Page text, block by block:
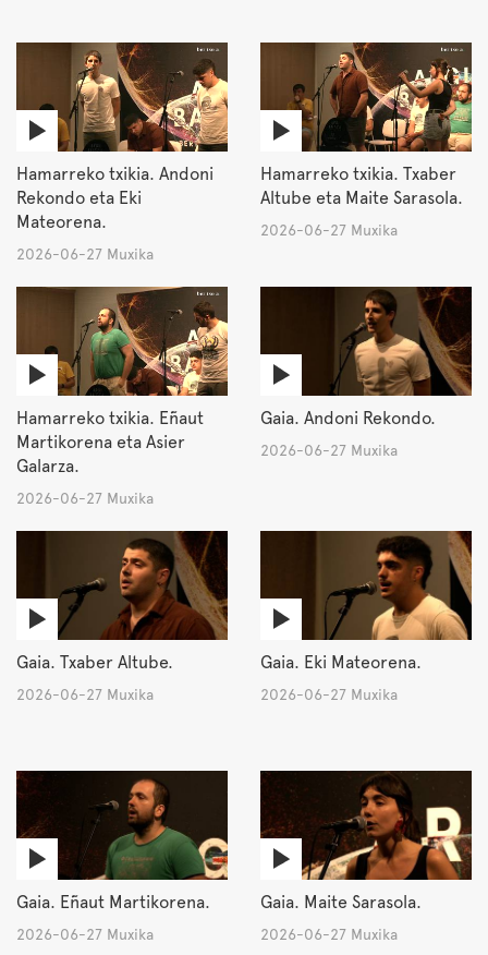
Hamarreko txikia. Andoni
Rekondo eta Eki
Mateorena.
2026-06-27 Muxika
Hamarreko txikia. Txaber
Altube eta Maite Sarasola.
2026-06-27 Muxika
Hamarreko txikia. Eñaut
Martikorena eta Asier
Galarza.
2026-06-27 Muxika
Gaia. Andoni Rekondo.
2026-06-27 Muxika
Gaia. Txaber Altube.
2026-06-27 Muxika
Gaia. Eki Mateorena.
2026-06-27 Muxika
Gaia. Eñaut Martikorena.
2026-06-27 Muxika
Gaia. Maite Sarasola.
2026-06-27 Muxika